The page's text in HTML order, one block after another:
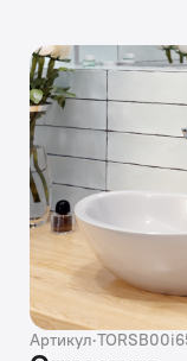
Артикул·